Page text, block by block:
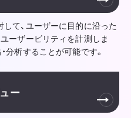
て、ユーザーに目的に沿った
ーザービリティを計測しま
分析することが可能です。
ー